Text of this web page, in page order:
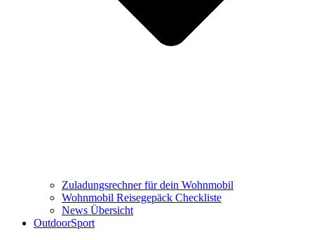
Zuladungsrechner für dein Wohnmobil
Wohnmobil Reisegepäck Checkliste
News Übersicht
OutdoorSport